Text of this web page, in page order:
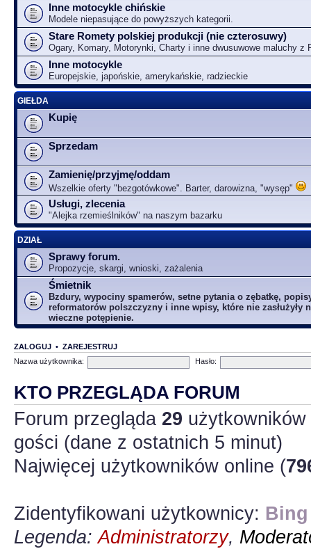
Inne motocykle chińskie
Modele niepasujące do powyższych kategorii.
Stare Romety polskiej produkcji (nie czterosuwy)
Ogary, Komary, Motorynki, Charty i inne dwusuwowe maluchy z
Inne motocykle
Europejskie, japońskie, amerykańskie, radzieckie
GIEŁDA
Kupię
Sprzedam
Zamienię/przyjmę/oddam
Wszelkie oferty "bezgotówkowe". Barter, darowizna, "wysęp"
Usługi, zlecenia
"Alejka rzemieślników" na naszym bazarku
DZIAŁ
Sprawy forum.
Propozycje, skargi, wnioski, zażalenia
Śmietnik
Bzdury, wypociny spamerów, setne pytania o zębatkę,
reformatorów polszczyzny i inne wpisy, które nie zasłużyły
wieczne potępienie.
ZALOGUJ • ZAREJESTRUJ
Nazwa użytkownika:
Hasło:
KTO PRZEGLĄDA FORUM
Forum przegląda 29
gości (dane z ostatnich 5 minut)
Najwięcej użytkowników online (
Zidentyfikowani użytkownicy:
Legenda:Administratorzy,